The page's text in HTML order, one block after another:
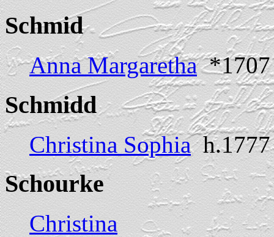
Schmid
Anna Margaretha*1707
Schmidd
Christina Sophiah.1777
Schourke
Christina